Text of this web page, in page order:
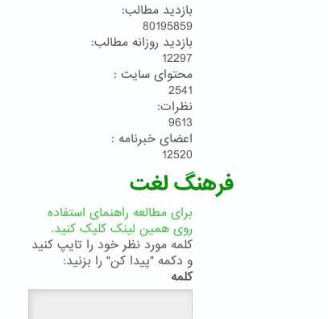
بازدید مطالب:
80195859
بازدید روزانه مطالب:
12297
محتوای سایت :
2541
نظرات:
9613
اعضای خبرنامه :
12520
فرهنگ لغت
برای مطالعه راهنمای استفاده
روی همین لینک کلیک کنید.
کلمه مورد نظر خود را تایپ کنید
و دکمه "پیدا کن" را بزنید:
کلمه